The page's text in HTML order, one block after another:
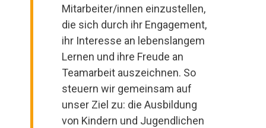
Mitarbeiter/innen einzustellen,
die sich durch ihr Engagement,
ihr Interesse an lebenslangem
Lernen und ihre Freude an
Teamarbeit auszeichnen. So
steuern wir gemeinsam auf
unser Ziel zu: die Ausbildung
von Kindern und Jugendlichen